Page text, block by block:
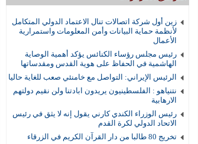
زين أول شركة اتصالات تنال الاعتماد الدولي المتكامل
لأنظمة حماية البيانات وأمن المعلومات واستمرارية
الأعمال
رئيس مجلس رؤساء الكنائس يؤكد أهمية الوصاية
الهاشمية في الحفاظ على هوية القدس ومقدساتها
الرئيس الإيراني: التواصل مع خامنئي صعب للغاية حاليا
نتنياهو : الفلسطينيون يريدون ابادتنا ولن نقيم دولتهم
الارهابية
رئيس الوزراء الكندي كارني يقول إنه لا يثق في رئيس
الاتحاد الدولي لكرة القدم
تخريج 80 طالبا من دار القرآن الكريم في الزرقاء